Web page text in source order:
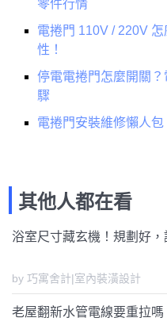
零件行情
電捲門 110V / 220V
性！
停電電捲門怎麼開關
驟
電捲門安裝維修懶人包
其他人都在看
浴室尺寸藏玄機！規劃好
by 巧寓舍計|室內裝潢設計
老屋翻新水管電線要重拉